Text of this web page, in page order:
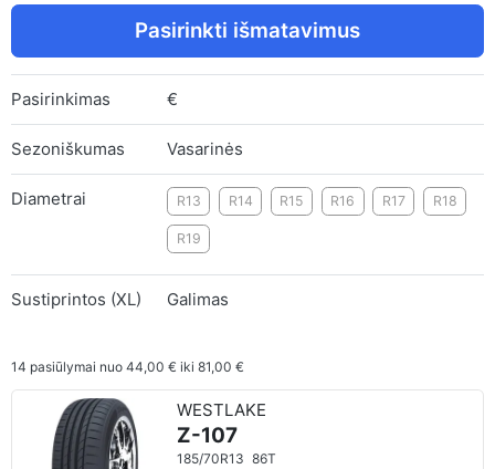
Pasirinkti išmatavimus
Pasirinkimas €
Sezoniškumas Vasarinės
Diametrai R13 R14 R15 R16 R17 R18
R19
Sustiprintos (XL) Galimas
14 pasiūlymai nuo 44,00 € iki 81,00 €
WESTLAKE
Z-107
185/70R13 86T